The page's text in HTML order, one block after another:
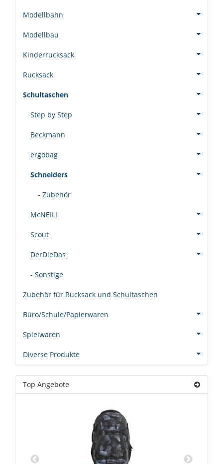
Modellbahn
Modellbau
Kinderrucksack
Rucksack
Schultaschen
Step by Step
Beckmann
ergobag
Schneiders
- Zubehör
McNEILL
Scout
DerDieDas
- Sonstige
Zubehör für Rucksack und Schultaschen
Büro/Schule/Papierwaren
Spielwaren
Diverse Produkte
Top Angebote